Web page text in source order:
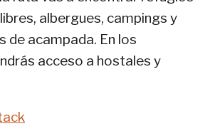
albergues, campings y
de acampada. En los
acceso a hostales y